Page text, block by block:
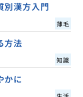
別漢方入門
薄毛
方法
知識
かに